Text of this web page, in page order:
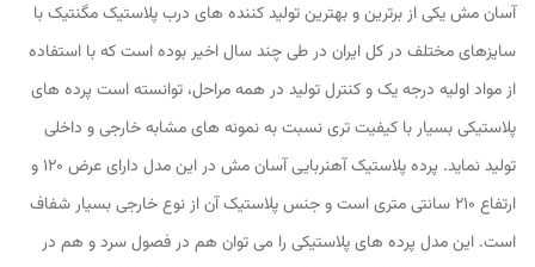
آسان مش یکی از برترین و بهترین تولید کننده های درب پلاستیک مگنتیک با
سایزهای مختلف در کل ایران در طی چند سال اخیر بوده است که با استفاده
از مواد اولیه درجه یک و کنترل تولید در همه مراحل، توانسته است پرده های
پلاستیکی بسیار با کیفیت تری نسبت به نمونه های مشابه خارجی و داخلی
تولید نماید. پرده پلاستیک آهنربایی آسان مش در این مدل دارای عرض 120 و
ارتفاع 210 سانتی متری است و جنس پلاستیک آن از نوع خارجی بسیار شفاف
است. این مدل پرده های پلاستیکی را می توان هم در فصول سرد و هم در